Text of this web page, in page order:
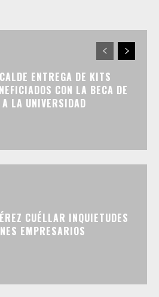
ENTREGA DE KITS
CON LA BECA DE
A LA UNIVERSIDAD
CUÉLLAR INQUIETUDES
EMPRESARIOS